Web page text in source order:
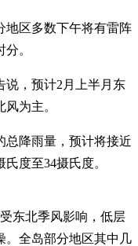
地区多数下午将有雷阵
。
说，预计2月上半月东
为主。
总降雨量，预计将接近
度至34摄氏度。
东北季风影响，低层
。全岛部分地区其中几